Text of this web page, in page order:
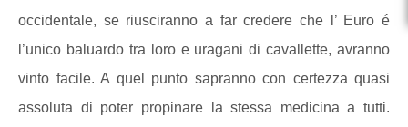
occidentale, se riusciranno a far credere che l’ Euro é
l’unico baluardo tra loro e uragani di cavallette, avranno
vinto facile. A quel punto sapranno con certezza quasi
assoluta di poter propinare la stessa medicina a tutti.